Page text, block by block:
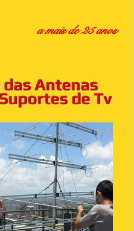
a mais de 25 anos
das Antenas
de Tv